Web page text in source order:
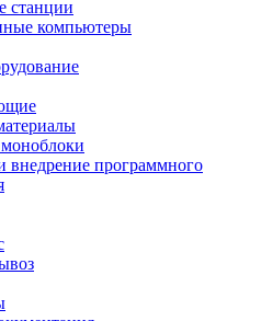
станции
компьютеры
внедрение программного